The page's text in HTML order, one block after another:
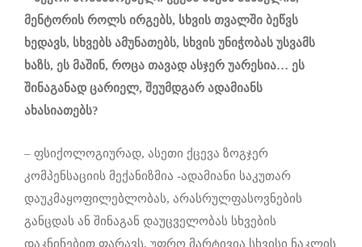
მენტორის როლს ირგებს, სხვის თვალში ბეწვს
ხედავს, სხვებს ამუნათებს, სხვის უნიჭობას უსვამს
ხაზს, ეს მაშინ, როცა თავად ასჯერ უარესია… ეს
შინაგანად ცარიელ, შეუმდგარ ადამიანს
ახასიათებს?
– ფსიქოლოგიურად, ასეთი ქცევა ზოგჯერ
კომპენსაციის მექანიზმია -ადამიანი საკუთარ
დაუკმაყოფილებლობას, არასრულფასოვნების
განცდას ან შინაგან დაუცველობას სხვების
დაკნინებით ფარავს. უფრო მარტივია სხვისი ნაკლის